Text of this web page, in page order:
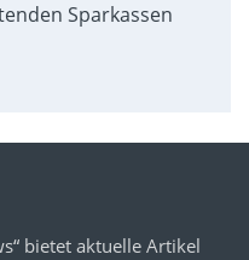
Sparkassen
bietet aktuelle Artikel